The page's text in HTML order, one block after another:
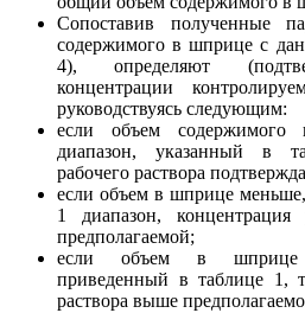
Сопоставив полученные
содержимого в шприце с
4), определяют
концентрации
руководствуясь следующим:
если объем содержимого
диапазон, указанный в
рабочего раствора
если объем в шприце
1 диапазон, концентрация
предполагаемой;
если объем в шприце
приведенный в таблице 1,
раствора выше